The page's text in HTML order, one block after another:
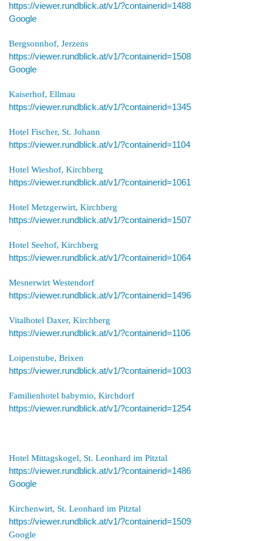
https://viewer.rundblick.at/v1/?containerid=1488
Google
Bergsonnhof, Jerzens
https://viewer.rundblick.at/v1/?containerid=1508
Google
Kaiserhof, Ellmau
https://viewer.rundblick.at/v1/?containerid=1345
Hotel Fischer, St. Johann
https://viewer.rundblick.at/v1/?containerid=1104
Hotel Wieshof, Kirchberg
https://viewer.rundblick.at/v1/?containerid=1061
Hotel Metzgerwirt, Kirchberg
https://viewer.rundblick.at/v1/?containerid=1507
Hotel Seehof, Kirchberg
https://viewer.rundblick.at/v1/?containerid=1064
Mesnerwirt Westendorf
https://viewer.rundblick.at/v1/?containerid=1496
Vitalhotel Daxer, Kirchberg
https://viewer.rundblick.at/v1/?containerid=1106
Loipenstube, Brixen
https://viewer.rundblick.at/v1/?containerid=1003
Familienhotel babymio, Kirchdorf
https://viewer.rundblick.at/v1/?containerid=1254
Hotel Mittagskogel, St. Leonhard im Pitztal
https://viewer.rundblick.at/v1/?containerid=1486
Google
Kirchenwirt, St. Leonhard im Pitztal
https://viewer.rundblick.at/v1/?containerid=1509
Google